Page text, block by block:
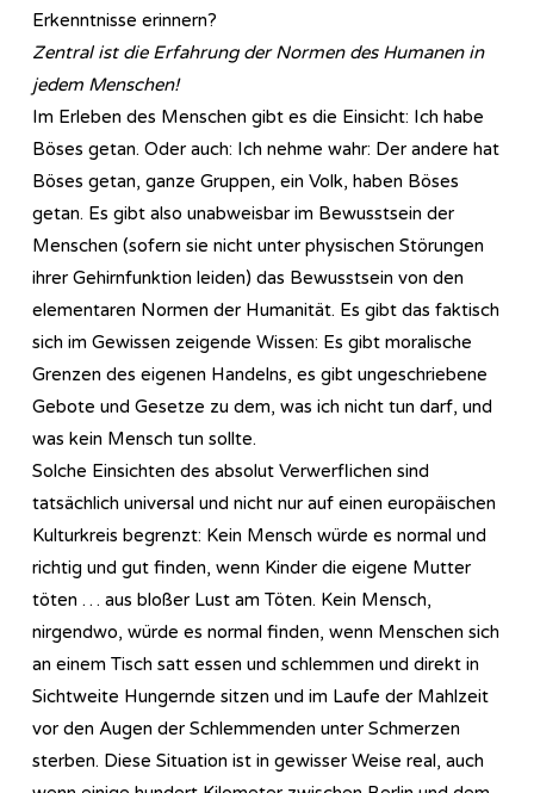
Erkenntnisse erinnern?
Zentral ist die Erfahrung der Normen des Humanen in
jedem Menschen!
Im Erleben des Menschen gibt es die Einsicht: Ich habe
Böses getan. Oder auch: Ich nehme wahr: Der andere hat
Böses getan, ganze Gruppen, ein Volk, haben Böses
getan. Es gibt also unabweisbar im Bewusstsein der
Menschen (sofern sie nicht unter physischen Störungen
ihrer Gehirnfunktion leiden) das Bewusstsein von den
elementaren Normen der Humanität. Es gibt das faktisch
sich im Gewissen zeigende Wissen: Es gibt moralische
Grenzen des eigenen Handelns, es gibt ungeschriebene
Gebote und Gesetze zu dem, was ich nicht tun darf, und
was kein Mensch tun sollte.
Solche Einsichten des absolut Verwerflichen sind
tatsächlich universal und nicht nur auf einen europäischen
Kulturkreis begrenzt: Kein Mensch würde es normal und
richtig und gut finden, wenn Kinder die eigene Mutter
töten … aus bloßer Lust am Töten. Kein Mensch,
nirgendwo, würde es normal finden, wenn Menschen sich
an einem Tisch satt essen und schlemmen und direkt in
Sichtweite Hungernde sitzen und im Laufe der Mahlzeit
vor den Augen der Schlemmenden unter Schmerzen
sterben. Diese Situation ist in gewisser Weise real, auch